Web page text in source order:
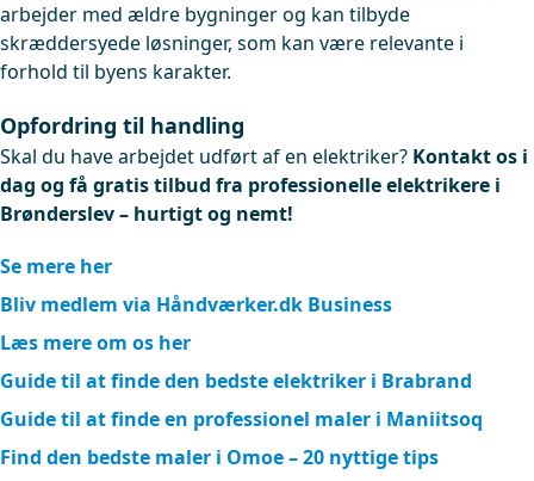
arbejder med ældre bygninger og kan tilbyde
skræddersyede løsninger, som kan være relevante i
forhold til byens karakter.
Opfordring til handling
Skal du have arbejdet udført af en elektriker? Kontakt os i
dag og få gratis tilbud fra professionelle elektrikere i
Brønderslev – hurtigt og nemt!
Se mere her
Bliv medlem via Håndværker.dk Business
Læs mere om os her
Guide til at finde den bedste elektriker i Brabrand
Guide til at finde en professionel maler i Maniitsoq
Find den bedste maler i Omoe – 20 nyttige tips